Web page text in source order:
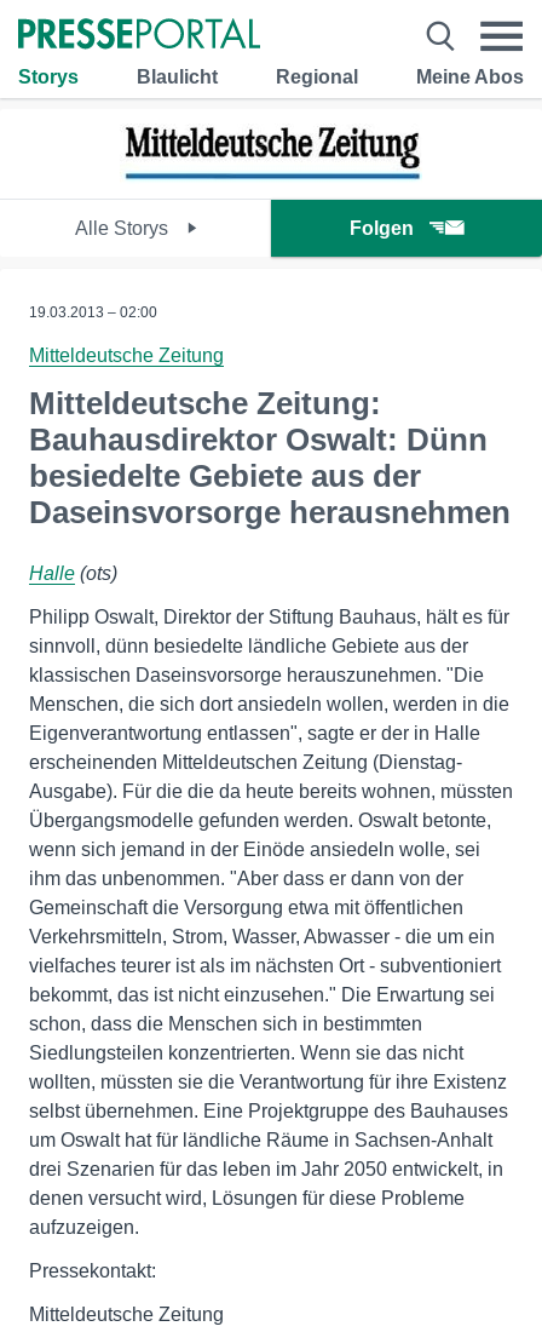
Storys Blaulicht Regional Meine Abos
Alle Storys Folgen
19.03.2013 – 02:00
Mitteldeutsche Zeitung
Mitteldeutsche Zeitung:
Bauhausdirektor Oswalt: Dünn
besiedelte Gebiete aus der
Daseinsvorsorge herausnehmen
Halle (ots)
Philipp Oswalt, Direktor der Stiftung Bauhaus, hält es für
sinnvoll, dünn besiedelte ländliche Gebiete aus der
klassischen Daseinsvorsorge herauszunehmen. "Die
Menschen, die sich dort ansiedeln wollen, werden in die
Eigenverantwortung entlassen", sagte er der in Halle
erscheinenden Mitteldeutschen Zeitung (Dienstag-
Ausgabe). Für die die da heute bereits wohnen, müssten
Übergangsmodelle gefunden werden. Oswalt betonte,
wenn sich jemand in der Einöde ansiedeln wolle, sei
ihm das unbenommen. "Aber dass er dann von der
Gemeinschaft die Versorgung etwa mit öffentlichen
Verkehrsmitteln, Strom, Wasser, Abwasser - die um ein
vielfaches teurer ist als im nächsten Ort - subventioniert
bekommt, das ist nicht einzusehen." Die Erwartung sei
schon, dass die Menschen sich in bestimmten
Siedlungsteilen konzentrierten. Wenn sie das nicht
wollten, müssten sie die Verantwortung für ihre Existenz
selbst übernehmen. Eine Projektgruppe des Bauhauses
um Oswalt hat für ländliche Räume in Sachsen-Anhalt
drei Szenarien für das leben im Jahr 2050 entwickelt, in
denen versucht wird, Lösungen für diese Probleme
aufzuzeigen.
Pressekontakt:
Mitteldeutsche Zeitung